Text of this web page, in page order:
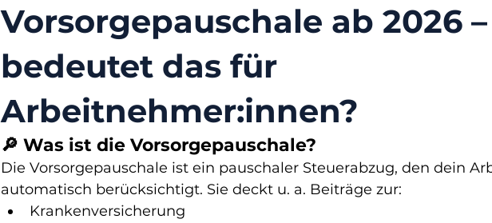
Vorsorgepauschale ab 2026
bedeutet das für
Arbeitnehmer:innen?
🔎 Was ist die Vorsorgepauschale?
Die Vorsorgepauschale ist ein pauschaler Steuerabzug, den dein
automatisch berücksichtigt. Sie deckt u. a. Beiträge zur:
Krankenversicherung